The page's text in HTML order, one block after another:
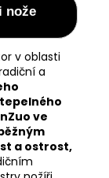
nože
v oblasti
a
ve
a ostrost,